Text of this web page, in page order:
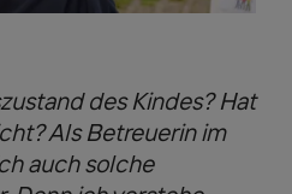
des Kindes? Hat
Als Betreuerin im
auch solche